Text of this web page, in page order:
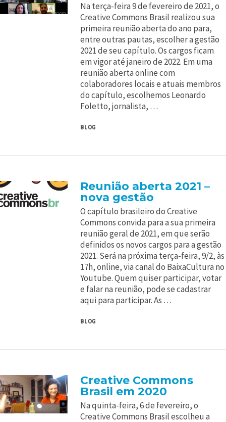
Na terça-feira 9 de fevereiro de 2021, o
Creative Commons Brasil realizou sua
primeira reunião aberta do ano para,
entre outras pautas, escolher a gestão
2021 de seu capítulo. Os cargos ficam
em vigor até janeiro de 2022. Em uma
reunião aberta online com
colaboradores locais e atuais membros
do capítulo, escolhemos Leonardo
Foletto, jornalista, …
BLOG
Reunião aberta 2021 –
nova gestão
O capítulo brasileiro do Creative
Commons convida para a sua primeira
reunião geral de 2021, em que serão
definidos os novos cargos para a gestão
2021. Será na próxima terça-feira, 9/2, às
17h, online, via canal do BaixaCultura no
Youtube. Quem quiser participar, votar
e falar na reunião, pode se cadastrar
aqui para participar. As …
BLOG
Creative Commons
Brasil em 2020
Na quinta-feira, 6 de fevereiro, o
Creative Commons Brasil escolheu a